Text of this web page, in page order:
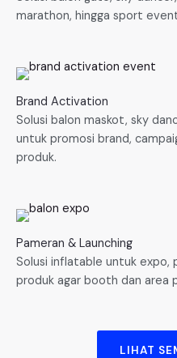
marathon, hingga sport
Brand Activation
Solusi balon maskot, sky
untuk promosi brand,
produk.
Pameran & Launching
Solusi inflatable untuk expo,
produk agar booth dan area
LIHAT